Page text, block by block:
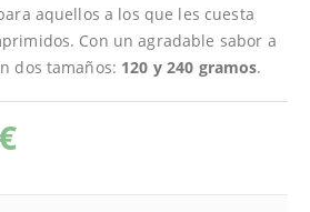
aquellos a los que les cuesta
Con un agradable sabor a
dos tamaños: 120 y 240 gramos.